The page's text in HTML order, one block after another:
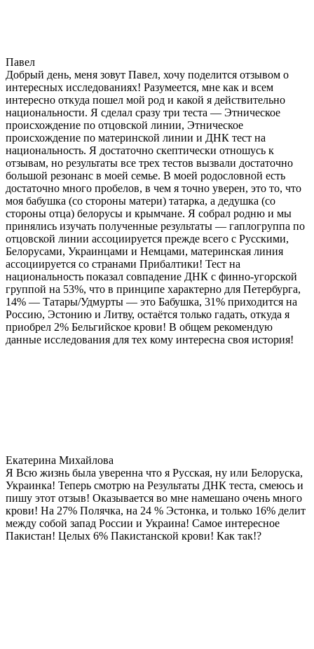
Павел
Добрый день, меня зовут Павел, хочу поделится отзывом о
интересных исследованиях! Разумеется, мне как и всем
интересно откуда пошел мой род и какой я действительно
национальности. Я сделал сразу три теста — Этническое
происхождение по отцовской линии, Этническое
происхождение по материнской линии и ДНК тест на
национальность. Я достаточно скептически отношусь к
отзывам, но результаты все трех тестов вызвали достаточно
большой резонанс в моей семье. В моей родословной есть
достаточно много пробелов, в чем я точно уверен, это то, что
моя бабушка (со стороны матери) татарка, а дедушка (со
стороны отца) белорусы и крымчане. Я собрал родню и мы
принялись изучать полученные результаты — гаплогруппа по
отцовской линии ассоциируется прежде всего с Русскими,
Белорусами, Украинцами и Немцами, материнская линия
ассоциируется со странами Прибалтики! Тест на
национальность показал совпадение ДНК с финно-угорской
группой на 53%, что в принципе характерно для Петербурга,
14% — Татары/Удмурты — это Бабушка, 31% приходится на
Россию, Эстонию и Литву, остаётся только гадать, откуда я
приобрел 2% Бельгийское крови! В общем рекомендую
данные исследования для тех кому интересна своя история!
Екатерина Михайлова
Я Всю жизнь была уверенна что я Русская, ну или Белоруска,
Украинка! Теперь смотрю на Результаты ДНК теста, смеюсь и
пишу этот отзыв! Оказывается во мне намешано очень много
крови! На 27% Полячка, на 24 % Эстонка, и только 16% делит
между собой запад России и Украина! Самое интересное
Пакистан! Целых 6% Пакистанской крови! Как так!?